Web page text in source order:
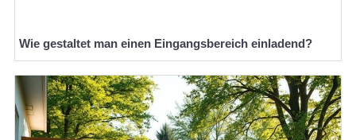
Wie gestaltet man einen Eingangsbereich einladend?